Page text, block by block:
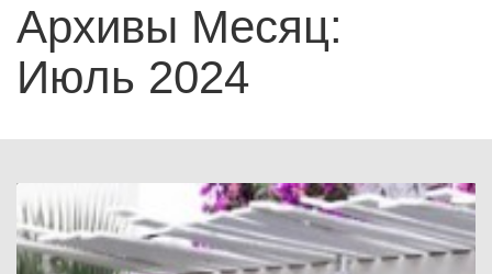
Архивы Месяц:
Июль 2024